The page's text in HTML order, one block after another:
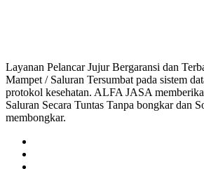
Layanan Pelancar Jujur Bergaransi dan
Mampet / Saluran Tersumbat pada sistem
protokol kesehatan. ALFA JASA
Saluran Secara Tuntas Tanpa bongkar dan
membongkar.